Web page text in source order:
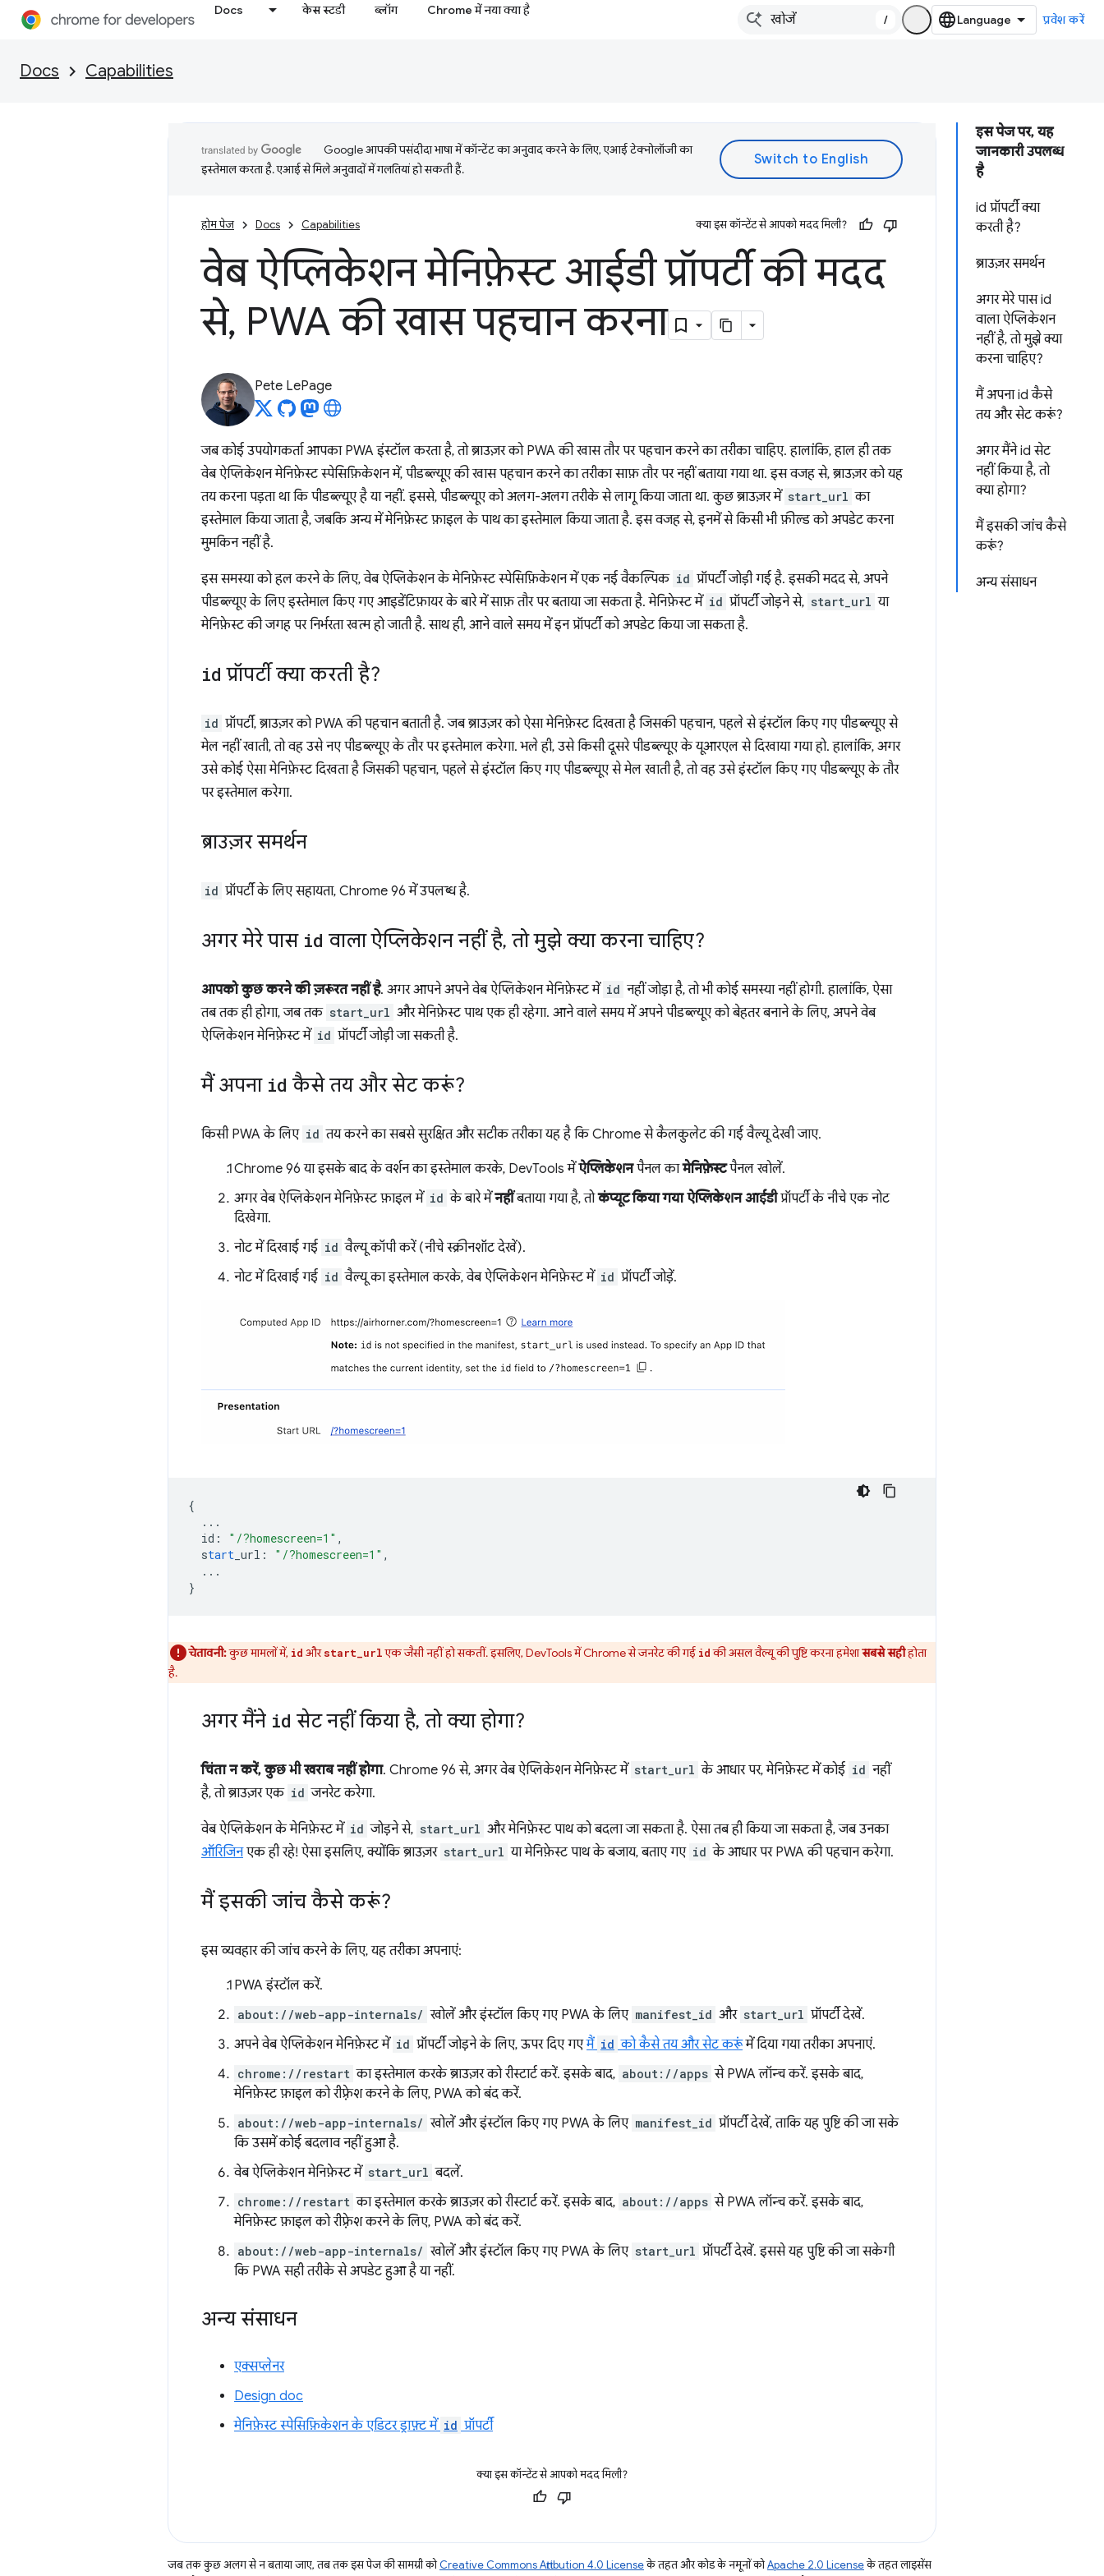
Docs केस स्टडी ब्लॉग Chrome में नया क्या है
/ प्रवेश करें
Docs Capabilities
इस पेज पर, यह
जानकारी उपलब्ध
है
id प्रॉपर्टी क्या
करती है?
ब्राउज़र समर्थन
अगर मेरे पास id
वाला ऐप्लिकेशन
नहीं है, तो मुझे क्या
करना चाहिए?
मैं अपना id कैसे
तय और सेट करूं?
अगर मैंने id सेट
नहीं किया है, तो
क्या होगा?
मैं इसकी जांच कैसे
करूं?
अन्य संसाधन
Google आपकी पसंदीदा भाषा में कॉन्टेंट का अनुवाद करने के लिए, एआई टेक्नोलॉजी का
इस्तेमाल करता है. एआई से मिले अनुवादों में गलतियां हो सकती हैं.
होम पेज Docs Capabilities क्या इस कॉन्टेंट से आपको मदद मिली?
वेब ऐप्लिकेशन मेनिफ़ेस्ट आईडी प्रॉपर्टी की मदद
से, PWA की खास पहचान करना
Pete LePage
जब कोई उपयोगकर्ता आपका PWA इंस्टॉल करता है, तो ब्राउज़र को PWA की खास तौर पर पहचान करने का तरीका चाहिए. हालांकि, हाल ही तक
वेब ऐप्लिकेशन मेनिफ़ेस्ट स्पेसिफ़िकेशन में, पीडब्ल्यूए की खास पहचान करने का तरीका साफ़ तौर पर नहीं बताया गया था. इस वजह से, ब्राउज़र को यह
तय करना पड़ता था कि पीडब्ल्यूए है या नहीं. इससे, पीडब्ल्यूए को अलग-अलग तरीके से लागू किया जाता था. कुछ ब्राउज़र में start_url का
इस्तेमाल किया जाता है, जबकि अन्य में मेनिफ़ेस्ट फ़ाइल के पाथ का इस्तेमाल किया जाता है. इस वजह से, इनमें से किसी भी फ़ील्ड को अपडेट करना
मुमकिन नहीं है.
इस समस्या को हल करने के लिए, वेब ऐप्लिकेशन के मेनिफ़ेस्ट स्पेसिफ़िकेशन में एक नई वैकल्पिक id प्रॉपर्टी जोड़ी गई है. इसकी मदद से, अपने
पीडब्ल्यूए के लिए इस्तेमाल किए गए आइडेंटिफ़ायर के बारे में साफ़ तौर पर बताया जा सकता है. मेनिफ़ेस्ट में id प्रॉपर्टी जोड़ने से, start_url या
मेनिफ़ेस्ट की जगह पर निर्भरता खत्म हो जाती है. साथ ही, आने वाले समय में इन प्रॉपर्टी को अपडेट किया जा सकता है.
id प्रॉपर्टी क्या करती है?
id प्रॉपर्टी, ब्राउज़र को PWA की पहचान बताती है. जब ब्राउज़र को ऐसा मेनिफ़ेस्ट दिखता है जिसकी पहचान, पहले से इंस्टॉल किए गए पीडब्ल्यूए से
मेल नहीं खाती, तो वह उसे नए पीडब्ल्यूए के तौर पर इस्तेमाल करेगा. भले ही, उसे किसी दूसरे पीडब्ल्यूए के यूआरएल से दिखाया गया हो. हालांकि, अगर
उसे कोई ऐसा मेनिफ़ेस्ट दिखता है जिसकी पहचान, पहले से इंस्टॉल किए गए पीडब्ल्यूए से मेल खाती है, तो वह उसे इंस्टॉल किए गए पीडब्ल्यूए के तौर
पर इस्तेमाल करेगा.
ब्राउज़र समर्थन
id प्रॉपर्टी के लिए सहायता, Chrome 96 में उपलब्ध है.
अगर मेरे पास id वाला ऐप्लिकेशन नहीं है, तो मुझे क्या करना चाहिए?
आपको कुछ करने की ज़रूरत नहीं है. अगर आपने अपने वेब ऐप्लिकेशन मेनिफ़ेस्ट में id नहीं जोड़ा है, तो भी कोई समस्या नहीं होगी. हालांकि, ऐसा
तब तक ही होगा, जब तक start_url और मेनिफ़ेस्ट पाथ एक ही रहेगा. आने वाले समय में अपने पीडब्ल्यूए को बेहतर बनाने के लिए, अपने वेब
ऐप्लिकेशन मेनिफ़ेस्ट में id प्रॉपर्टी जोड़ी जा सकती है.
मैं अपना id कैसे तय और सेट करूं?
किसी PWA के लिए id तय करने का सबसे सुरक्षित और सटीक तरीका यह है कि Chrome से कैलकुलेट की गई वैल्यू देखी जाए.
Chrome 96 या इसके बाद के वर्शन का इस्तेमाल करके, DevTools मेंऐप्लिकेशनपैनल कामेनिफ़ेस्टपैनल खोलें.
अगर वेब ऐप्लिकेशन मेनिफ़ेस्ट फ़ाइल में id के बारे मेंनहींबताया गया है, तोकंप्यूट किया गया ऐप्लिकेशन आईडीप्रॉपर्टी के नीचे एक नोट
दिखेगा.
नोट में दिखाई गई id वैल्यू कॉपी करें (नीचे स्क्रीनशॉट देखें).
नोट में दिखाई गई id वैल्यू का इस्तेमाल करके, वेब ऐप्लिकेशन मेनिफ़ेस्ट में id प्रॉपर्टी जोड़ें.
{
...
id : "/?homescreen=1" ,
start _url : "/?homescreen=1" ,
...
}
चेतावनी:कुछ मामलों में, id औरstart_urlएक जैसी नहीं हो सकतीं. इसलिए, DevTools में Chrome से जनरेट की गई idकी असल वैल्यू की पुष्टि करना हमेशासबसे सहीहोता
है.
अगर मैंने id सेट नहीं किया है, तो क्या होगा?
चिंता न करें, कुछ भी खराब नहीं होगा. Chrome 96 से, अगर वेब ऐप्लिकेशन मेनिफ़ेस्ट में start_url के आधार पर, मेनिफ़ेस्ट में कोई id नहीं
है, तो ब्राउज़र एक id जनरेट करेगा.
वेब ऐप्लिकेशन के मेनिफ़ेस्ट में id जोड़ने से, start_url और मेनिफ़ेस्ट पाथ को बदला जा सकता है. ऐसा तब ही किया जा सकता है, जब उनका
ऑरिजिनएक ही रहे! ऐसा इसलिए, क्योंकि ब्राउज़र start_url या मेनिफ़ेस्ट पाथ के बजाय, बताए गए id के आधार पर PWA की पहचान करेगा.
मैं इसकी जांच कैसे करूं?
इस व्यवहार की जांच करने के लिए, यह तरीका अपनाएं:
PWA इंस्टॉल करें.
about://web-app-internals/ खोलें और इंस्टॉल किए गए PWA के लिए manifest_id और start_url प्रॉपर्टी देखें.
अपने वेब ऐप्लिकेशन मेनिफ़ेस्ट में id प्रॉपर्टी जोड़ने के लिए, ऊपर दिए गएमैं id को कैसे तय और सेट करूंमें दिया गया तरीका अपनाएं.
chrome://restart का इस्तेमाल करके ब्राउज़र को रीस्टार्ट करें. इसके बाद, about://apps से PWA लॉन्च करें. इसके बाद,
मेनिफ़ेस्ट फ़ाइल को रीफ़्रेश करने के लिए, PWA को बंद करें.
about://web-app-internals/ खोलें और इंस्टॉल किए गए PWA के लिए manifest_id प्रॉपर्टी देखें, ताकि यह पुष्टि की जा सके
कि उसमें कोई बदलाव नहीं हुआ है.
वेब ऐप्लिकेशन मेनिफ़ेस्ट में start_url बदलें.
chrome://restart का इस्तेमाल करके ब्राउज़र को रीस्टार्ट करें. इसके बाद, about://apps से PWA लॉन्च करें. इसके बाद,
मेनिफ़ेस्ट फ़ाइल को रीफ़्रेश करने के लिए, PWA को बंद करें.
about://web-app-internals/ खोलें और इंस्टॉल किए गए PWA के लिए start_url प्रॉपर्टी देखें. इससे यह पुष्टि की जा सकेगी
कि PWA सही तरीके से अपडेट हुआ है या नहीं.
अन्य संसाधन
एक्सप्लेनर
Design doc
मेनिफ़ेस्ट स्पेसिफ़िकेशन के एडिटर ड्राफ़्ट में id प्रॉपर्टी
क्या इस कॉन्टेंट से आपको मदद मिली?
जब तक कुछ अलग से न बताया जाए, तब तक इस पेज की सामग्री कोCreative Commons Attribution 4.0 Licenseके तहत और कोड के नमूनों कोApache 2.0 Licenseके तहत लाइसेंस